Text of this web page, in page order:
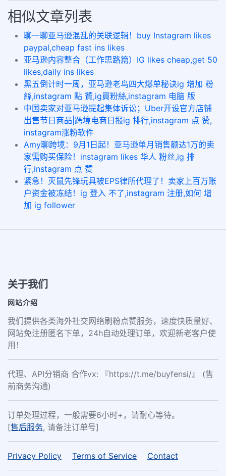
相似文章列表
聊一聊亚马逊混乱的关联逻辑！buy Instagram likes
paypal,cheap fast ins likes
亚马逊内容整合（工作思路篇）IG likes cheap,get 50
likes,daily ins likes
黑五倒计时一周，亚马逊老鸟四大爆单秘诀ig 增加 粉
絲,instagram 點 贊,ig買粉絲,instagram 电脑 版
中国卖家对亚马逊提起集体诉讼；Uber开设官方店铺
出售节日商品|跨境电商日报ig 排行,instagram 点 赞,
instagram涨粉软件
​Amy聊跨境：9月1日起！亚马逊单月销售额达1万的卖
家需购买保险​！​instagram likes 华人 粉丝,ig 排
行,instagram 点 赞
紧急！灭鼠先锋玩具被EPS律所代理了！卖家上百万账
户资金被冻结！ig 登入 不了,instagram 注册,如何 增
加 ig follower
关于我们
网站介绍
我们提供各类海外社交网络刷粉点赞服务，速度快质量好、
网站免注册匿名下单，24h自动处理订单，欢迎新老客户使
用！
代理、API分销商 合作vx: 『https://t.me/buyfensi/』 (售
前商务沟通)
订单处理过程，一般需要6小时+，请耐心等待。
[售后服务, 请备注订单号]
Privacy Policy Terms of Service Contact